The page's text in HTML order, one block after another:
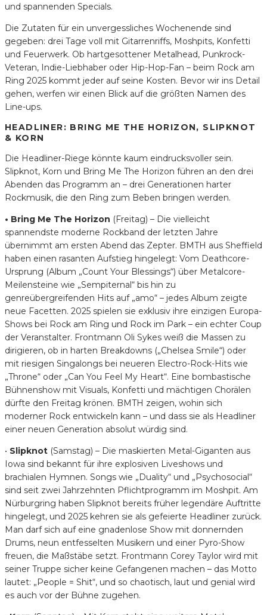
und spannenden Specials.
Die Zutaten für ein unvergessliches Wochenende sind
gegeben: drei Tage voll mit Gitarrenriffs, Moshpits, Konfetti
und Feuerwerk. Ob hartgesottener Metalhead, Punkrock-
Veteran, Indie-Liebhaber oder Hip-Hop-Fan – beim Rock am
Ring 2025 kommt jeder auf seine Kosten. Bevor wir ins Detail
gehen, werfen wir einen Blick auf die größten Namen des
Line-ups.
HEADLINER: BRING ME THE HORIZON, SLIPKNOT
& KORN
Die Headliner-Riege könnte kaum eindrucksvoller sein.
Slipknot, Korn und Bring Me The Horizon führen an den drei
Abenden das Programm an – drei Generationen harter
Rockmusik, die den Ring zum Beben bringen werden.
• Bring Me The Horizon (Freitag) – Die vielleicht
spannendste moderne Rockband der letzten Jahre
übernimmt am ersten Abend das Zepter. BMTH aus Sheffield
haben einen rasanten Aufstieg hingelegt: Vom Deathcore-
Ursprung (Album „Count Your Blessings“) über Metalcore-
Meilensteine wie „Sempiternal“ bis hin zu
genreübergreifenden Hits auf „amo“ – jedes Album zeigte
neue Facetten. 2025 spielen sie exklusiv ihre einzigen Europa-
Shows bei Rock am Ring und Rock im Park – ein echter Coup
der Veranstalter. Frontmann Oli Sykes weiß die Massen zu
dirigieren, ob in harten Breakdowns („Chelsea Smile“) oder
mit riesigen Singalongs bei neueren Electro-Rock-Hits wie
„Throne“ oder „Can You Feel My Heart“. Eine bombastische
Bühnenshow mit Visuals, Konfetti und mächtigen Chorälen
dürfte den Freitag krönen. BMTH zeigen, wohin sich
moderner Rock entwickeln kann – und dass sie als Headliner
einer neuen Generation absolut würdig sind.
• Slipknot (Samstag) – Die maskierten Metal-Giganten aus
Iowa sind bekannt für ihre explosiven Liveshows und
brachialen Hymnen. Songs wie „Duality“ und „Psychosocial“
sind seit zwei Jahrzehnten Pflichtprogramm im Moshpit. Am
Nürburgring haben Slipknot bereits früher legendäre Auftritte
hingelegt, und 2025 kehren sie als gefeierte Headliner zurück.
Man darf sich auf eine gnadenlose Show mit donnernden
Drums, neun entfesselten Musikern und einer Pyro-Show
freuen, die Maßstäbe setzt. Frontmann Corey Taylor wird mit
seiner Truppe sicher keine Gefangenen machen – das Motto
lautet: „People = Shit“, und so chaotisch, laut und genial wird
es auch vor der Bühne zugehen.